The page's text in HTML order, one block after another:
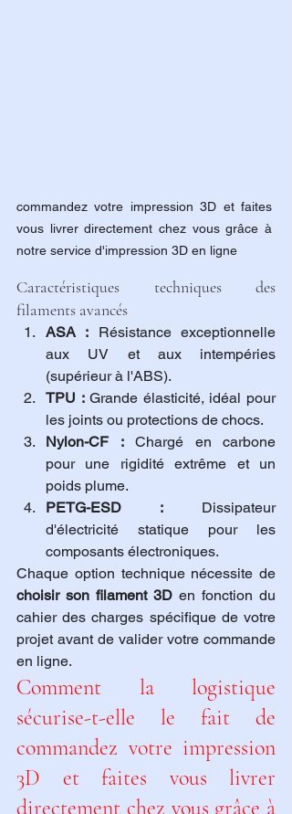
commandez votre impression 3D et faites
vous livrer directement chez vous grâce à
notre service d'impression 3D en ligne
Caractéristiques techniques des
filaments avancés
ASA : Résistance exceptionnelle
aux UV et aux intempéries
(supérieur à l'ABS).
TPU : Grande élasticité, idéal pour
les joints ou protections de chocs.
Nylon-CF : Chargé en carbone
pour une rigidité extrême et un
poids plume.
PETG-ESD : Dissipateur
d'électricité statique pour les
composants électroniques.
choisir son filament 3D en fonction du
cahier des charges spécifique de votre
projet avant de valider votre commande
en ligne.
Comment la logistique
sécurise-t-elle le fait de
commandez votre impression
3D et faites vous livrer
directement chez vous grâce à